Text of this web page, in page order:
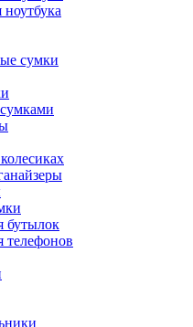
сумки
бутылок
телефонов